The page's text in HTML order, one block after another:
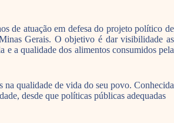
de atuação em defesa do projeto político de
Gerais. O objetivo é dar visibilidade as
e a qualidade dos alimentos consumidos pela
na qualidade de vida do seu povo. Conhecida
desde que políticas públicas adequadas